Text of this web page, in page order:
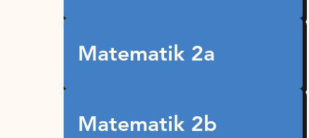
Matematik 2a
Matematik 2b